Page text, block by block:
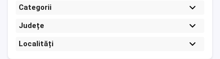
Categorii
Județe
Localități